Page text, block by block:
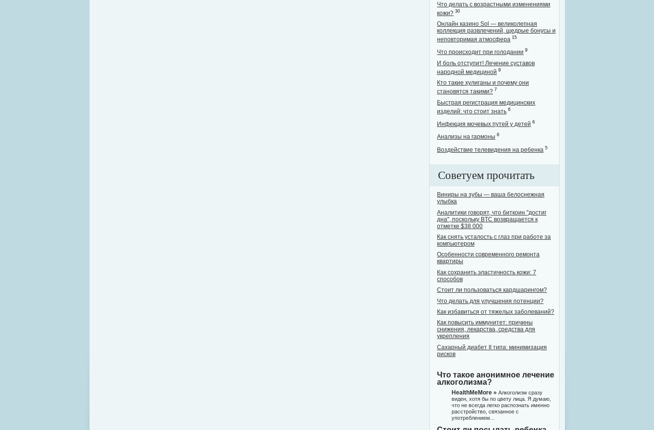
Что делать с возрастными изменениями
кожи? 30
Онлайн казино Sol — великолепная
коллекция развлечений, щедрые бонусы и
неповторимая атмосфера 15
Что происходит при голодании 9
И боль отступит! Лечение суставов
народной медициной 9
Кто такие хулиганы и почему они
становятся такими? 7
Быстрая регистрация медицинских
изделий: что стоит знать 6
Инфекция мочевых путей у детей 6
Анализы на гармоны 6
Воздействие телевидения на ребенка 5
Советуем прочитать
Виниры на зубы — ваша белоснежная
улыбка
Аналитики говорят, что биткоин "достиг
дна", поскольку BTC возвращается к
отметке $38 000
Как снять усталость с глаз при работе за
компьютером
Особенности современного ремонта
квартиры
Как сохранить эластичность кожи: 7
способов
Стоит ли пользоваться кардшарингом?
Что делать для улучшения потенции?
Как избавиться от тяжелых заболеваний?
Как повысить иммунитет: причины
снижения, лекарства, средства для
укрепления
Сахарный диабет II типа: минимизация
рисков
Что такое анонимное лечение
алкоголизма?
HealthMeMore » Алкоголизм сразу
виден, хотя бы по цвету лица. Я думаю,
что не всегда легко распознать именно
расстройство, связанное с
употреблением...